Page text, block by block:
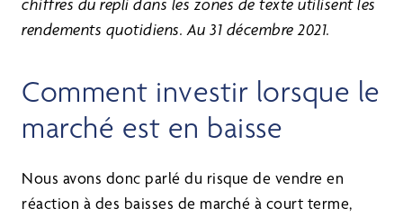
chiffres du repli dans les zones de texte utilisent les
rendements quotidiens. Au 31 décembre 2021.
Comment investir lorsque le
marché est en baisse
Nous avons donc parlé du risque de vendre en
réaction à des baisses de marché à court terme,